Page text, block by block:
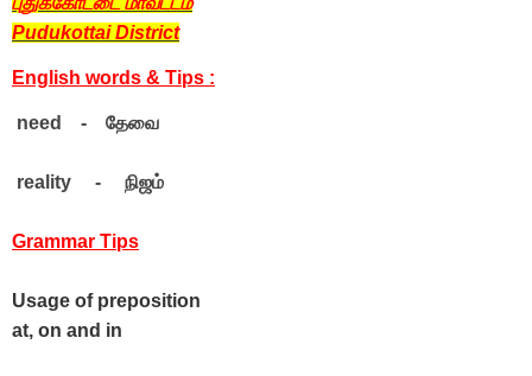
Pudukottai District
English words & Tips :
need - தேவை
reality - நிஜம்
Grammar Tips
Usage of preposition
at, on and in